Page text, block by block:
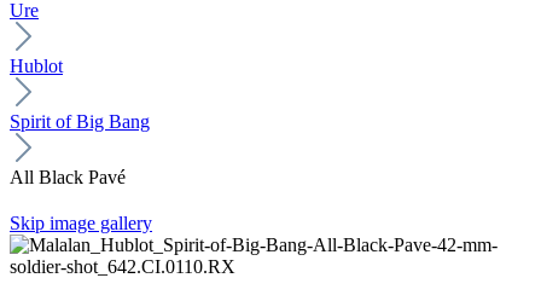
Ure
Hublot
Spirit of Big Bang
All Black Pavé
Skip image gallery